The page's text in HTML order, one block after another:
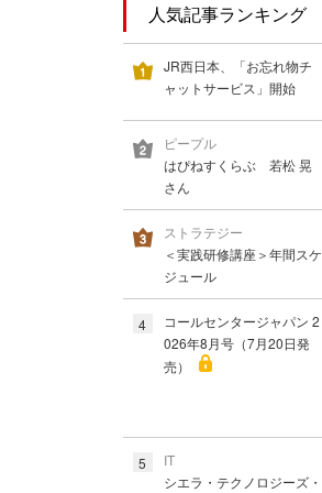
人気記事ランキング
JR西日本、「お忘れ物チ
ャットサービス」開始
ピープル
はぴねすくらぶ 若松 晃
さん
ストラテジー
＜実践研修講座＞年間スケ
ジュール
4
コールセンタージャパン 2
026年8月号（7月20日発
売）
5
IT
シエラ・テクノロジーズ・